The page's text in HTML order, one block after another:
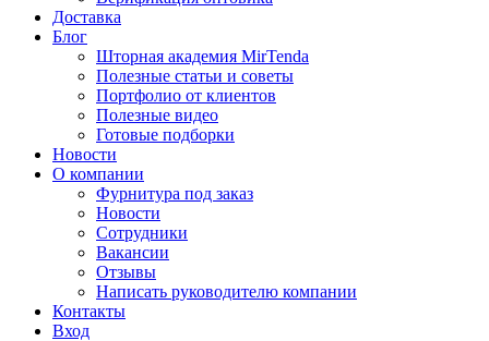
Доставка
Блог
Шторная академия MirTenda
Полезные статьи и советы
Портфолио от клиентов
Полезные видео
Готовые подборки
Новости
О компании
Фурнитура под заказ
Новости
Сотрудники
Вакансии
Отзывы
Написать руководителю компании
Контакты
Вход